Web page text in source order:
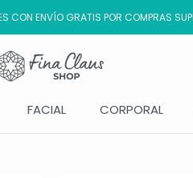
CON ENVÍO GRATIS POR COMPRAS
FACIAL CORPORAL